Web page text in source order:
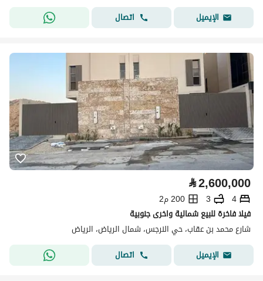
الإيميل
اتصال
⃁2,600,000
4
3
200 م2
فيلا فاخرة للبيع شمالية واخرى جنوبية
شارع محمد بن عقاب، حي النرجس، شمال الرياض، الرياض
الإيميل
اتصال